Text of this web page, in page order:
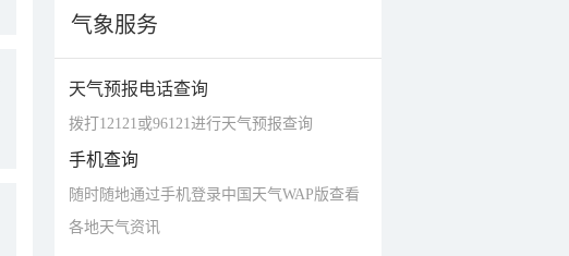
气象服务
天气预报电话查询
拨打12121或96121进行天气预报查询
手机查询
随时随地通过手机登录中国天气WAP版查看
各地天气资讯